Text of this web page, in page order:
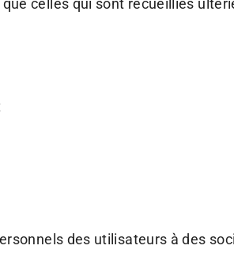
celles qui sont recueillies
des utilisateurs à des